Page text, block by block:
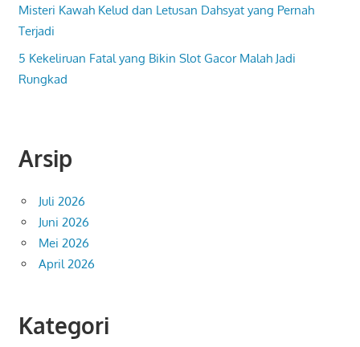
Misteri Kawah Kelud dan Letusan Dahsyat yang Pernah
Terjadi
5 Kekeliruan Fatal yang Bikin Slot Gacor Malah Jadi
Rungkad
Arsip
Juli 2026
Juni 2026
Mei 2026
April 2026
Kategori